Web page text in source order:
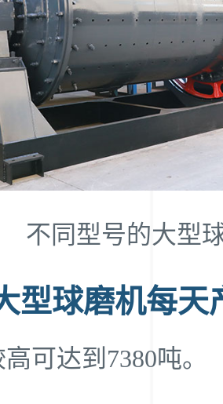
不同型号的大型
型球磨机每天
可达到7380吨。